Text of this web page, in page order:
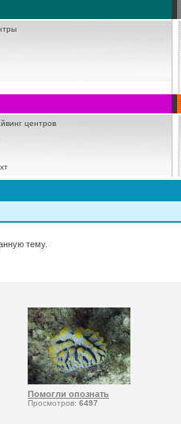
центров
тему.
Помогли опознать
Просмотров: 6497